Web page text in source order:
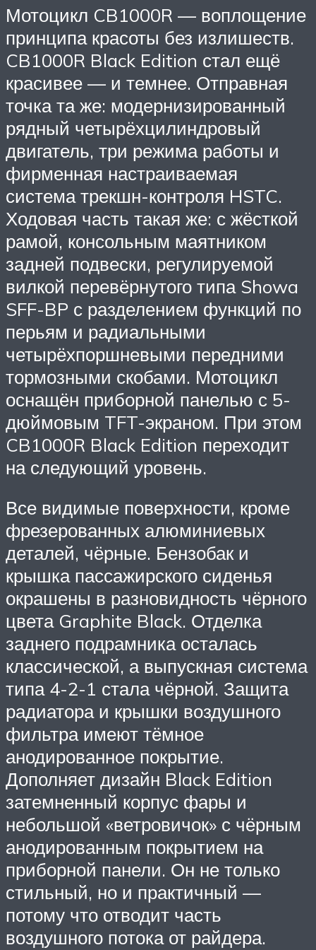
Мотоцикл CB1000R — воплощение
принципа красоты без излишеств.
CB1000R Black Edition стал ещё
красивее — и темнее. Отправная
точка та же: модернизированный
рядный четырёхцилиндровый
двигатель, три режима работы и
фирменная настраиваемая
система трекшн-контроля HSTC.
Ходовая часть такая же: с жёсткой
рамой, консольным маятником
задней подвески, регулируемой
вилкой перевёрнутого типа Showa
SFF-BP с разделением функций по
перьям и радиальными
четырёхпоршневыми передними
тормозными скобами. Мотоцикл
оснащён приборной панелью с 5-
дюймовым TFT-экраном. При этом
CB1000R Black Edition переходит
на следующий уровень.
Все видимые поверхности, кроме
фрезерованных алюминиевых
деталей, чёрные. Бензобак и
крышка пассажирского сиденья
окрашены в разновидность чёрного
цвета Graphite Black. Отделка
заднего подрамника осталась
классической, а выпускная система
типа 4-2-1 стала чёрной. Защита
радиатора и крышки воздушного
фильтра имеют тёмное
анодированное покрытие.
Дополняет дизайн Black Edition
затемненный корпус фары и
небольшой «ветровичок» с чёрным
анодированным покрытием на
приборной панели. Он не только
стильный, но и практичный —
потому что отводит часть
воздушного потока от райдера.